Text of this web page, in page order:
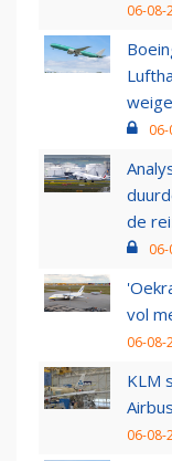
06-08-
de
vol
06-08-
KLM
06-08-